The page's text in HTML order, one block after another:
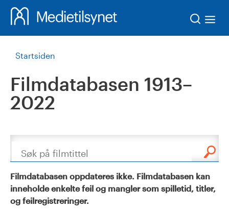
Startsiden
Filmdatabasen 1913–
2022
Søk
Filmdatabasen oppdateres ikke. Filmdatabasen kan
inneholde enkelte feil og mangler som spilletid, titler,
og feilregistreringer.